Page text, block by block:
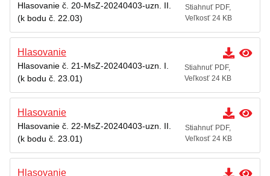
Hlasovanie č. 20-MsZ-20240403-uzn. II.
(k bodu č. 22.03)
Stiahnuť PDF,
Veľkosť 24 KB
Hlasovanie
Hlasovanie č. 21-MsZ-20240403-uzn. I.
(k bodu č. 23.01)
Stiahnuť PDF,
Veľkosť 24 KB
Hlasovanie
Hlasovanie č. 22-MsZ-20240403-uzn. II.
(k bodu č. 23.01)
Stiahnuť PDF,
Veľkosť 24 KB
Hlasovanie